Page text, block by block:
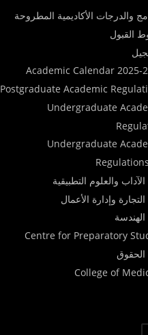
والدرجات الأكاديمية المطروحة
القبول
Academic Calendar 2025-
Postgraduate Academic
Undergraduate
Undergraduate
والعلوم التطبيقية
وإدارة الأعمال
الهندسة
Centre for Preparatory
الحقوق
College of